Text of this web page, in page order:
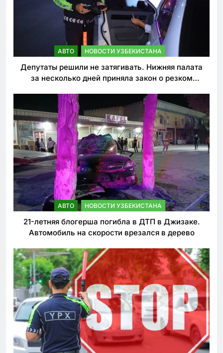
АВТО НОВОСТИ УЗБЕКИСТАНА
Депутаты решили не затягивать. Нижняя палата
за несколько дней приняла закон о резком
АВТО НОВОСТИ УЗБЕКИСТАНА
21-летняя блогерша погибла в ДТП в Джизаке.
Автомобиль на скорости врезался в дерево